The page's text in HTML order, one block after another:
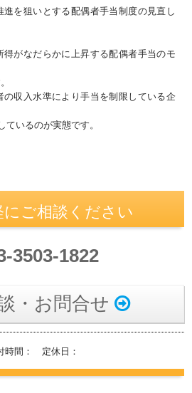
を狙いとする配偶者手当制度の見直し
がなだらかに上昇する配偶者手当のモ
収入水準により手当を制限している企
ているのが実態です。
にご相談ください
3503-1822
・お問合せ
時間： 定休日：